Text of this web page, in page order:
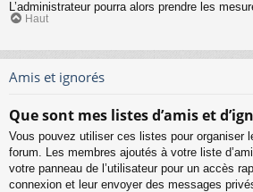
L’administrateur pourra alors prendre les
Haut
Amis et ignorés
Que sont mes listes d’amis et
Vous pouvez utiliser ces listes pour organiser
forum. Les membres ajoutés à votre liste
votre panneau de l’utilisateur pour un accès
connexion et leur envoyer des messages